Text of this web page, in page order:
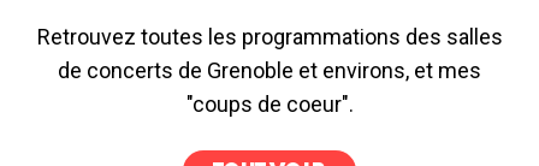
Retrouvez toutes les programmations des salles
de concerts de Grenoble et environs, et mes
"coups de coeur".